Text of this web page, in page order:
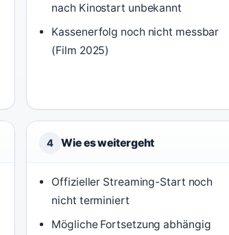
nach Kinostart unbekannt
Kassenerfolg noch nicht messbar
(Film 2025)
4 Wie es weitergeht
Offizieller Streaming-Start noch
nicht terminiert
Mögliche Fortsetzung abhängig